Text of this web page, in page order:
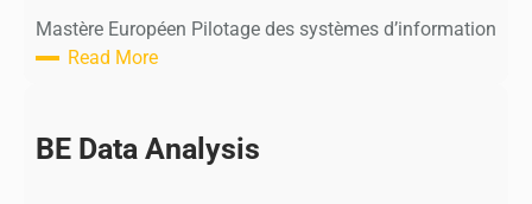
Mastère Européen Pilotage des systèmes d’information
Read More
E
BE Data Analysis